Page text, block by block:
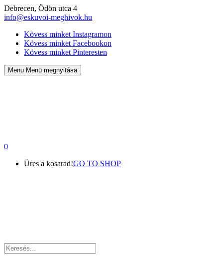
Debrecen, Ödön utca 4
info@eskuvoi-meghivok.hu
Kövess minket Instagramon
Kövess minket Facebookon
Kövess minket Pinteresten
Menu Menü megnyitása
0
Üres a kosarad!GO TO SHOP